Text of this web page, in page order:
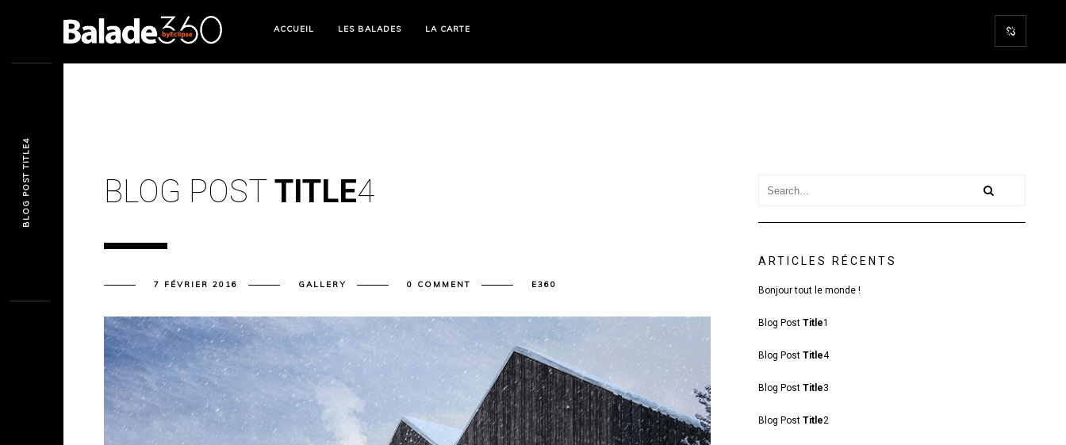
ACCUEIL LES BALADES LA CARTE
BLOG POSTTITLE4
7 FÉVRIER 2016 GALLERY 0 COMMENT E360
ARTICLES RÉCENTS
Bonjour tout le monde !
Blog Post Title1
Blog Post Title4
Blog Post Title3
Blog Post Title2
BLOG POST TITLE4